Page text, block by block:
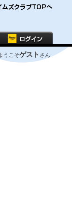
うこそゲスト さん